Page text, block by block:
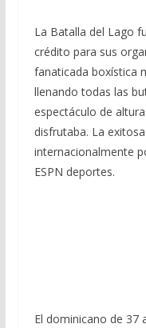
La Batalla del Lago
crédito para sus
fanaticada boxística
llenando todas las
espectáculo de
disfrutaba. La
internacionalmente
ESPN deportes.
El dominicano de 37